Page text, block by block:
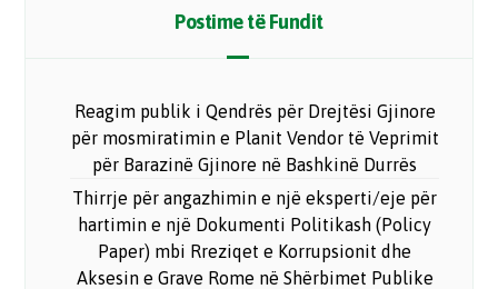
Postime të Fundit
Reagim publik i Qendrës për Drejtësi Gjinore
për mosmiratimin e Planit Vendor të Veprimit
për Barazinë Gjinore në Bashkinë Durrës
Thirrje për angazhimin e një eksperti/eje për
hartimin e një Dokumenti Politikash (Policy
Paper) mbi Rreziqet e Korrupsionit dhe
Aksesin e Grave Rome në Shërbimet Publike